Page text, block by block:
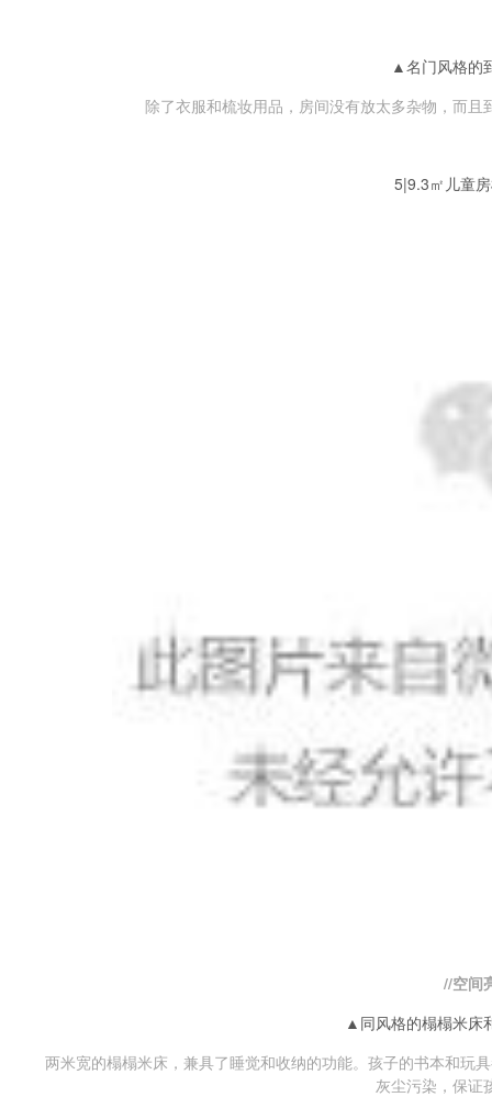
▲名门风格的
除了衣服和梳妆用品，房间没有放太多杂物，而
5|9.3㎡儿童
//空间
▲同风格的榻榻米床
两米宽的榻榻米床，兼具了睡觉和收纳的功能。孩子的书本和玩
灰尘污染，保证